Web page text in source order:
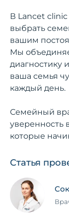
В Lancet
выбрать
вашим
Мы
диагностику
ваша семья
каждый день.
Семейный
уверенность
которые
Статья